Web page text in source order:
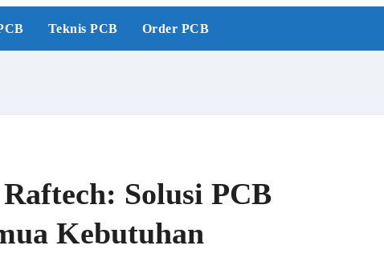
Teknis PCB Order PCB
Solusi PCB
Kebutuhan